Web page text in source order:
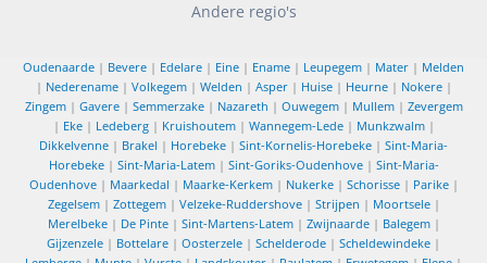
Andere regio's
Oudenaarde | Bevere | Edelare | Eine | Ename | Leupegem | Mater | Melden
| Nederename| Volkegem| Welden | Asper| Huise| Heurne| Nokere|
Zingem| Gavere| Semmerzake| Nazareth | Ouwegem| Mullem| Zevergem
| Eke| Ledeberg| Kruishoutem| Wannegem-Lede| Munkzwalm|
Dikkelvenne | Brakel | Horebeke | Sint-Kornelis-Horebeke | Sint-Maria-
Horebeke| Sint-Maria-Latem| Sint-Goriks-Oudenhove| Sint-Maria-
Oudenhove| Maarkedal | Maarke-Kerkem| Nukerke| Schorisse| Parike|
Zegelsem| Zottegem| Velzeke-Ruddershove| Strijpen | Moortsele|
Merelbeke| De Pinte| Sint-Martens-Latem| Zwijnaarde| Balegem|
Gijzenzele | Bottelare | Oosterzele | Schelderode | Scheldewindeke |